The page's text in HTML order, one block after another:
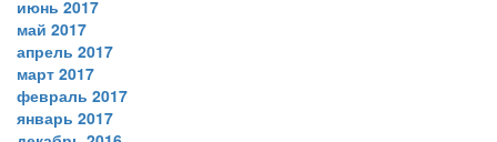
июнь 2017
май 2017
апрель 2017
март 2017
февраль 2017
январь 2017